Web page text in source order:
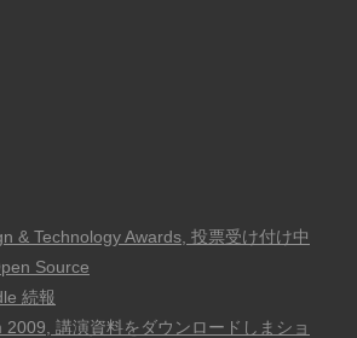
& Technology Awards, 投票受け付け中
Source
続報
2009, 講演資料をダウンロードしまショ